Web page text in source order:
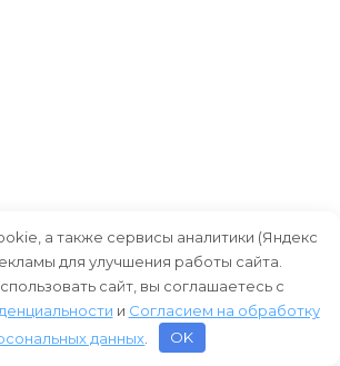
а также сервисы аналитики (Яндекс
для улучшения работы сайта.
сайт, вы соглашаетесь с
и Согласием на обработку
данных
OK